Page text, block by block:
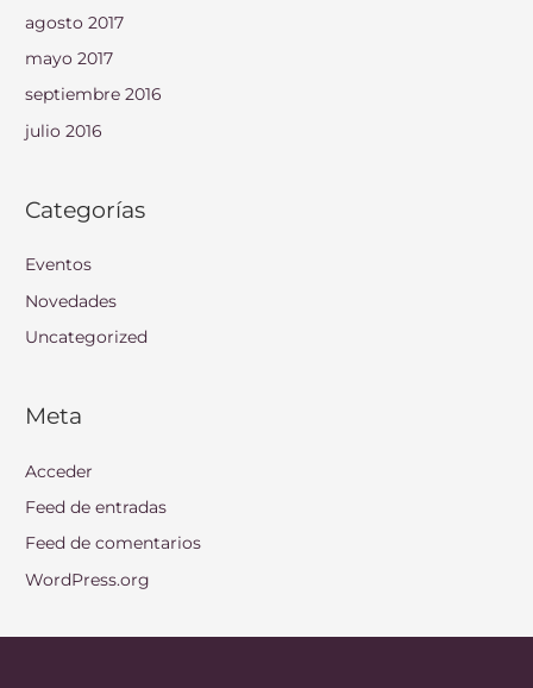
agosto 2017
mayo 2017
septiembre 2016
julio 2016
Categorías
Eventos
Novedades
Uncategorized
Meta
Acceder
Feed de entradas
Feed de comentarios
WordPress.org